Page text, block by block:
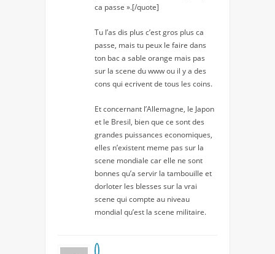
ca passe ».[/quote]
Tu l’as dis plus c’est gros plus ca
passe, mais tu peux le faire dans
ton bac a sable orange mais pas
sur la scene du www ou il y a des
cons qui ecrivent de tous les coins.
Et concernant l’Allemagne, le Japon
et le Bresil, bien que ce sont des
grandes puissances economiques,
elles n’existent meme pas sur la
scene mondiale car elle ne sont
bonnes qu’a servir la tambouille et
dorloter les blesses sur la vrai
scene qui compte au niveau
mondial qu’est la scene militaire.